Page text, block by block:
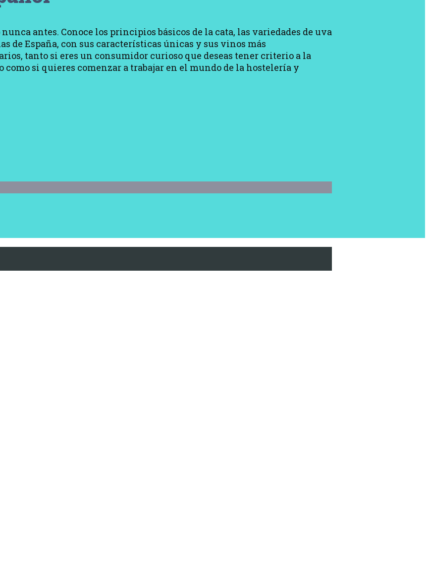
antes. Conoce los principios básicos de la cata, las variedades de uva
España, con sus características únicas y sus vinos más
tanto si eres un consumidor curioso que deseas tener criterio a la
si quieres comenzar a trabajar en el mundo de la hostelería y